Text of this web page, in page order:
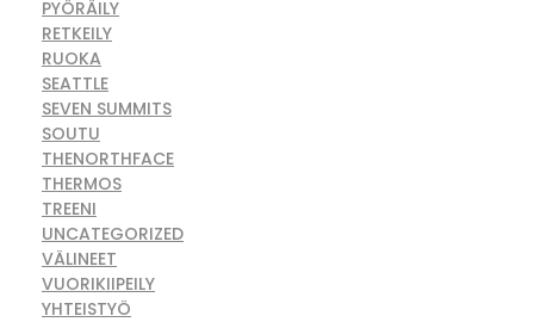
PYÖRÄILY
RETKEILY
RUOKA
SEATTLE
SEVEN SUMMITS
SOUTU
THENORTHFACE
THERMOS
TREENI
UNCATEGORIZED
VÄLINEET
VUORIKIIPEILY
YHTEISTYÖ